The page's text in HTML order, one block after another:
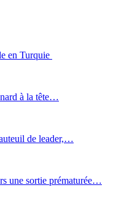
en Turquie
à la tête…
de leader,…
une sortie prématurée…